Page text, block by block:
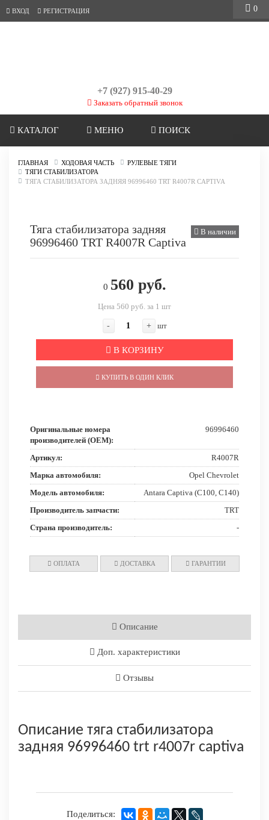
ВХОД РЕГИСТРАЦИЯ
+7 (927) 915-40-29
Заказать обратный звонок
КАТАЛОГ МЕНЮ ПОИСК
ГЛАВНАЯ ХОДОВАЯ ЧАСТЬ
РУЛЕВЫЕ ТЯГИ
ТЯГИ СТАБИЛИЗАТОРА
ТЯГА СТАБИЛИЗАТОРА ЗАДНЯЯ 96996460 TRT R4007R CAPTIVA
В наличии
Тяга стабилизатора задняя
96996460 TRT R4007R Captiva
0 560 руб.
Цена 560 руб. за 1 шт
- + шт
В КОРЗИНУ
КУПИТЬ В ОДИН КЛИК
Оригинальные номера
производителей (OEM):
96996460
Артикул:
R4007R
Марка автомобиля:
Opel Chevrolet
Модель автомобиля:
Antara Captiva (C100, C140)
Производитель запчасти:
TRT
Страна производитель:
-
ОПЛАТА ДОСТАВКА ГАРАНТИИ
Описание
Доп. характеристики
Отзывы
Описание тяга стабилизатора
задняя 96996460 trt r4007r captiva
Поделиться:
0